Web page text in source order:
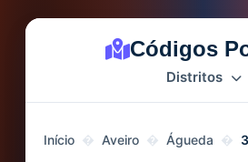
Códigos
Distritos
Início Aveiro Águeda